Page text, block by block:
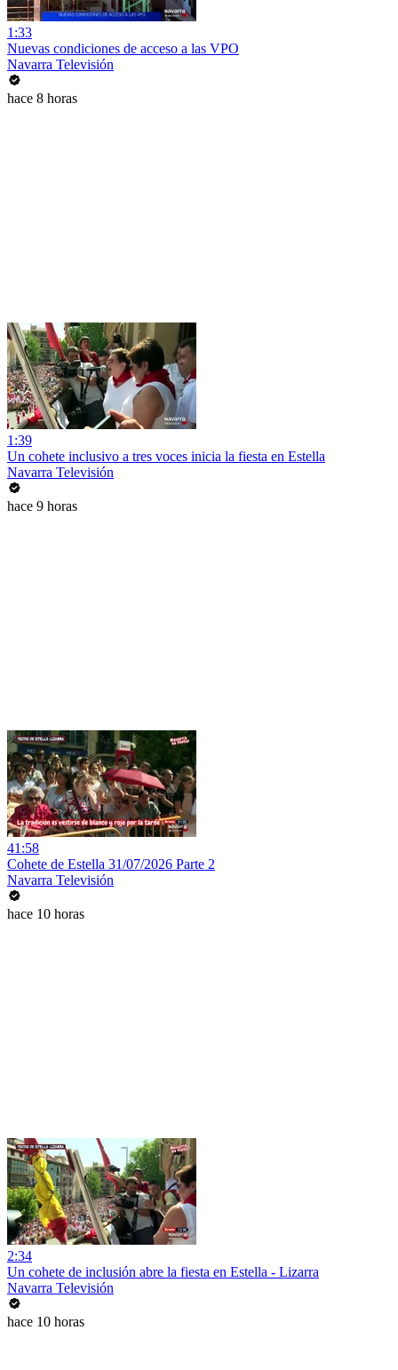
1:33
Nuevas condiciones de acceso a las VPO
Navarra Televisión
hace 8 horas
1:39
Un cohete inclusivo a tres voces inicia la fiesta en Estella
Navarra Televisión
hace 9 horas
41:58
Cohete de Estella 31/07/2026 Parte 2
Navarra Televisión
hace 10 horas
2:34
Un cohete de inclusión abre la fiesta en Estella - Lizarra
Navarra Televisión
hace 10 horas